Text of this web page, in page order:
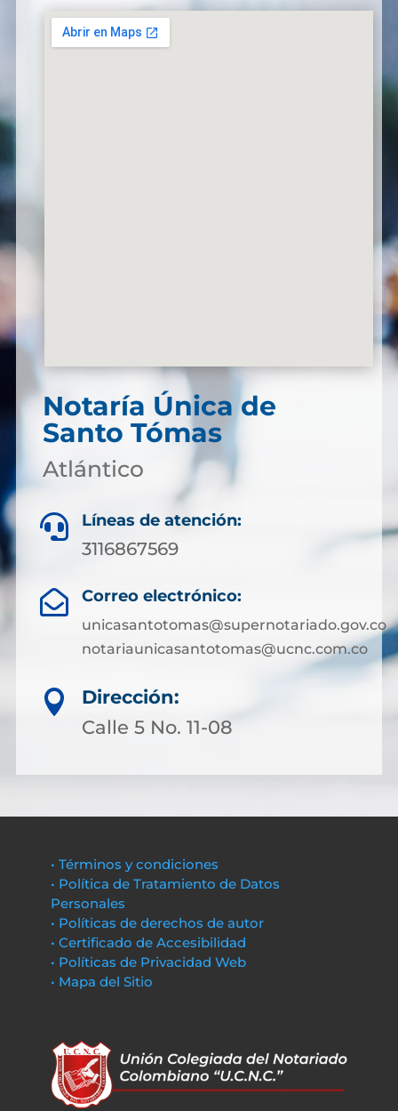
Notaría Única de
Santo Tómas
Atlántico
 Líneas de atención:
3116867569
 Correo electrónico:
unicasantotomas@supernotariado.gov.co
notariaunicasantotomas@ucnc.com.co

Dirección:
Calle 5 No. 11-08
• Términos y condiciones
• Política de Tratamiento de Datos
Personales
• Políticas de derechos de autor
• Certificado de Accesibilidad
• Políticas de Privacidad Web
• Mapa del Sitio